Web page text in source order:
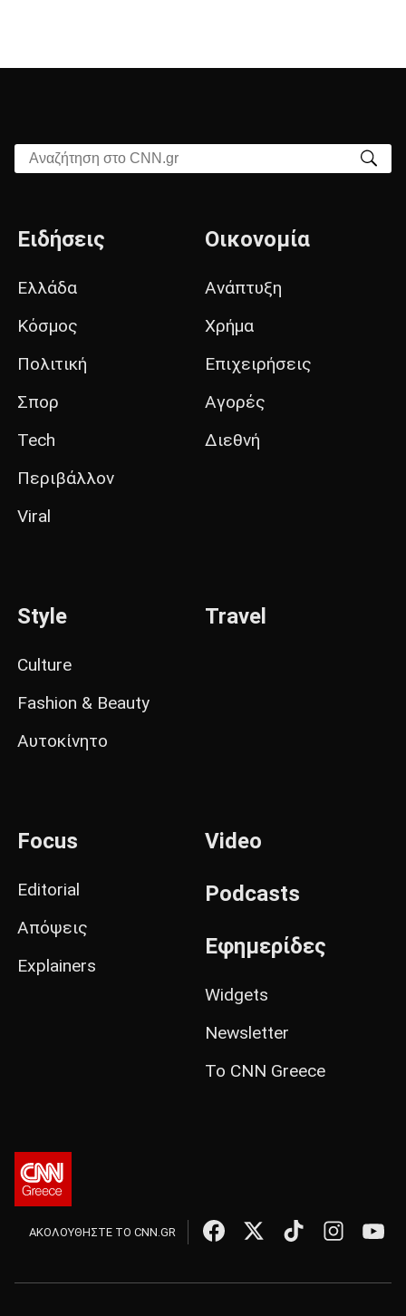
Αναζήτηση στο CNN.gr
Ειδήσεις
Ελλάδα
Κόσμος
Πολιτική
Σπορ
Tech
Περιβάλλον
Viral
Οικονομία
Ανάπτυξη
Χρήμα
Επιχειρήσεις
Αγορές
Διεθνή
Style
Culture
Fashion & Beauty
Αυτοκίνητο
Travel
Focus
Editorial
Απόψεις
Explainers
Video
Podcasts
Εφημερίδες
Widgets
Newsletter
Το CNN Greece
ΑΚΟΛΟΥΘΗΣΤΕ ΤΟ CNN.GR